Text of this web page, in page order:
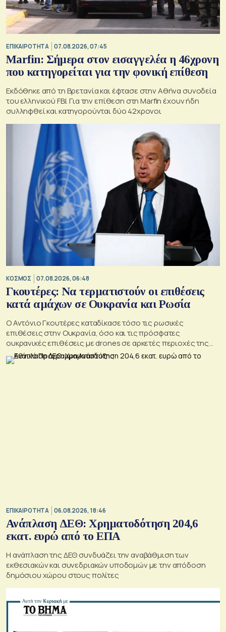
ΕΠΙΚΑΙΡΟΤΗΤΑ 07.08.2026, 07:45
Marfin: Σήμερα στον εισαγγελέα η 46χρονη
που κατηγορείται για την φονική επίθεση
Εκδόθηκε από τη Βρετανία και έφτασε στην Αθήνα συνοδεία
του ελληνικού FBI. Για την επίθεση στη Marfin έχουν ήδη
συλληφθεί και κατηγορούνται δύο 42χρονοι
ΚΟΣΜΟΣ 07.08.2026, 06:48
Γκουτέρες: Να τερματιστούν οι επιθέσεις
κατά αμάχων σε Ουκρανία και Ρωσία
Ο Αντόνιο Γκουτέρες καταδίκασε τόσο τις ρωσικές
επιθέσεις στην Ουκρανία, όσο και τις πρόσφατες
ουκρανικές επιθέσεις με drones σε αρκετές περιοχές της
Ρωσίας, οι οποίες προκάλεσαν απώλειες μεταξύ αμάχων και
ζημιές σε μη στρατιωτικές υποδομές.
ΕΠΙΚΑΙΡΟΤΗΤΑ 06.08.2026, 18:46
Ανάπλαση ΔΕΘ: Χρηματοδότηση 204,6
εκατ. ευρώ από το ΕΠΑ
Η ανάπλαση της ΔΕΘ συνδυάζει την αναβάθμιση των
εκθεσιακών και συνεδριακών υποδομών με την απόδοση
δημόσιου χώρου στους πολίτες